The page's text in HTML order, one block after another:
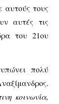
τους
αυτές τις
του 21ου
πολύ
κοινωνία,